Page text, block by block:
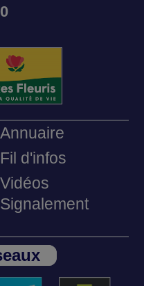
Annuaire
Fil d'infos
Vidéos
Signalement